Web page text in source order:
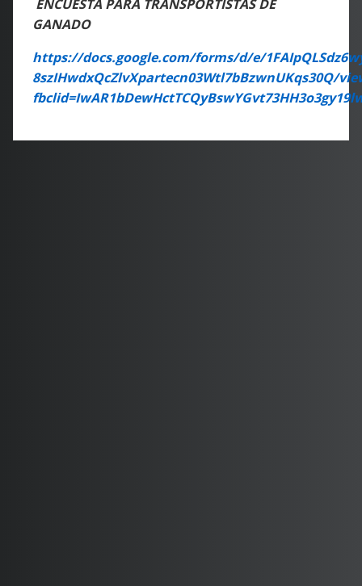
ENCUESTA PARA TRANSPORTISTAS DE
GANADO
https://docs.google.com/forms/d/e/
8szIHwdxQcZlvXpartecn03Wtl7bBzwnUKqs30Q/